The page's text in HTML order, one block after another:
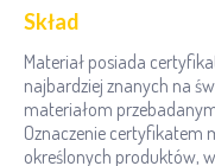
Skład
Materiał posiada
najbardziej znanych na
materiałom
Oznaczenie certyfikatem
określonych produktów,